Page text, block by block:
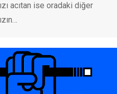
acıtan ise oradaki diğer